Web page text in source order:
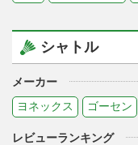
シャトル
メーカー
ヨネックス
ゴーセン
レビューランキング